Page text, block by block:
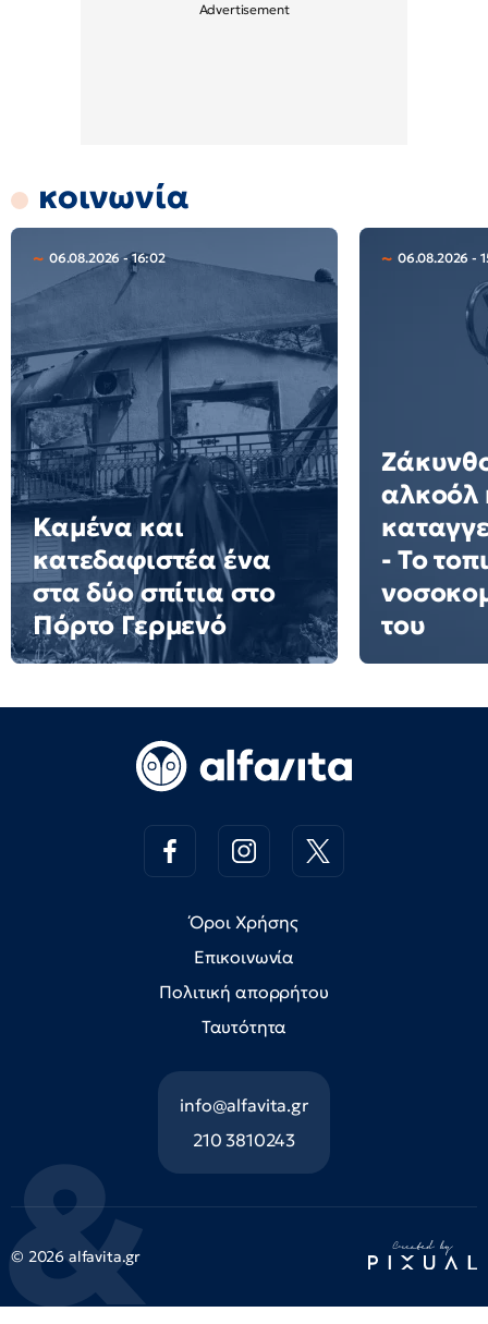
κοινωνία
06.08.2026 - 16:02
Καμένα και
κατεδαφιστέα ένα
στα δύο σπίτια στο
Πόρτο Γερμενό
06.08.2026 -
αλκοόλ
- Το
του
Όροι Χρήσης
Επικοινωνία
Πολιτική απορρήτου
Ταυτότητα
info@alfavita.gr
210 3810243
© 2026 alfavita.gr